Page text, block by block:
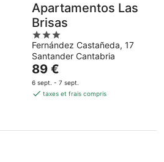
Apartamentos Las
Brisas
3
out
of
5
Fernández Castañeda, 17
Santander Cantabria
Le
prix
est
par
89 €
6 sept. - 7 sept.
taxes et frais compris